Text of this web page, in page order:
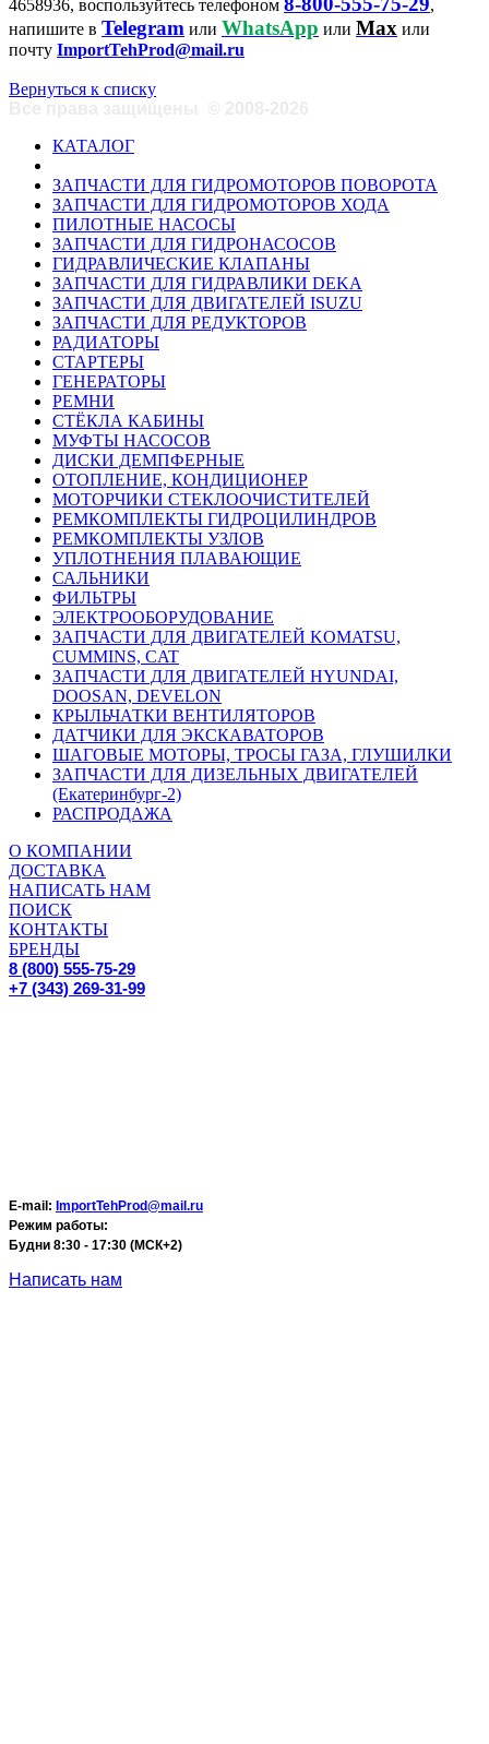
4658936, воспользуйтесь телефоном
,
напишите в Telegram или WhatsApp или Max или
почту ImportTehProd@mail.ru
Вернуться к списку
КАТАЛОГ
ЗАПЧАСТИ ДЛЯ ГИДРОМОТОРОВ ПОВОРОТА
ЗАПЧАСТИ ДЛЯ ГИДРОМОТОРОВ ХОДА
ПИЛОТНЫЕ НАСОСЫ
ЗАПЧАСТИ ДЛЯ ГИДРОНАСОСОВ
ГИДРАВЛИЧЕСКИЕ КЛАПАНЫ
ЗАПЧАСТИ ДЛЯ ГИДРАВЛИКИ DEKA
ЗАПЧАСТИ ДЛЯ ДВИГАТЕЛЕЙ ISUZU
ЗАПЧАСТИ ДЛЯ РЕДУКТОРОВ
РАДИАТОРЫ
СТАРТЕРЫ
ГЕНЕРАТОРЫ
РЕМНИ
СТЁКЛА КАБИНЫ
МУФТЫ НАСОСОВ
ДИСКИ ДЕМПФЕРНЫЕ
ОТОПЛЕНИЕ, КОНДИЦИОНЕР
МОТОРЧИКИ СТЕКЛООЧИСТИТЕЛЕЙ
РЕМКОМПЛЕКТЫ ГИДРОЦИЛИНДРОВ
РЕМКОМПЛЕКТЫ УЗЛОВ
УПЛОТНЕНИЯ ПЛАВАЮЩИЕ
САЛЬНИКИ
ФИЛЬТРЫ
ЭЛЕКТРООБОРУДОВАНИЕ
ЗАПЧАСТИ ДЛЯ ДВИГАТЕЛЕЙ KOMATSU,
CUMMINS, CAT
ЗАПЧАСТИ ДЛЯ ДВИГАТЕЛЕЙ HYUNDAI,
DOOSAN, DEVELON
КРЫЛЬЧАТКИ ВЕНТИЛЯТОРОВ
ДАТЧИКИ ДЛЯ ЭКСКАВАТОРОВ
ШАГОВЫЕ МОТОРЫ, ТРОСЫ ГАЗА, ГЛУШИЛКИ
ЗАПЧАСТИ ДЛЯ ДИЗЕЛЬНЫХ ДВИГАТЕЛЕЙ
(Екатеринбург-2)
РАСПРОДАЖА
О КОМПАНИИ
ДОСТАВКА
НАПИСАТЬ НАМ
ПОИСК
КОНТАКТЫ
БРЕНДЫ
8 (800) 555-75-29
+7 (343) 269-31-99
E-mail: ImportTehProd@mail.ru
Режим работы:
Будни 8:30 - 17:30 (МСК+2)
Написать нам